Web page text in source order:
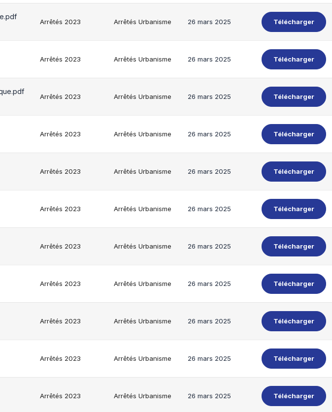
Arrêtés 2023 Arrêtés Urbanisme 26 mars 2025 Télécharger
Arrêtés 2023 Arrêtés Urbanisme 26 mars 2025 Télécharger
Arrêtés 2023 Arrêtés Urbanisme 26 mars 2025 Télécharger
Arrêtés 2023 Arrêtés Urbanisme 26 mars 2025 Télécharger
Arrêtés 2023 Arrêtés Urbanisme 26 mars 2025 Télécharger
Arrêtés 2023 Arrêtés Urbanisme 26 mars 2025 Télécharger
Arrêtés 2023 Arrêtés Urbanisme 26 mars 2025 Télécharger
Arrêtés 2023 Arrêtés Urbanisme 26 mars 2025 Télécharger
Arrêtés 2023 Arrêtés Urbanisme 26 mars 2025 Télécharger
Arrêtés 2023 Arrêtés Urbanisme 26 mars 2025 Télécharger
Arrêtés 2023 Arrêtés Urbanisme 26 mars 2025 Télécharger